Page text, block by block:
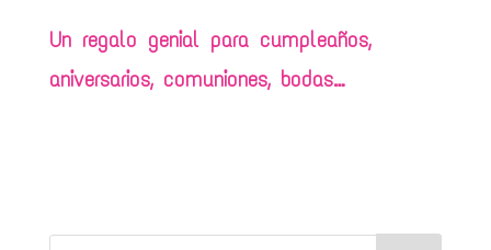
Un regalo genial para cumpleaños,
aniversarios, comuniones, bodas…